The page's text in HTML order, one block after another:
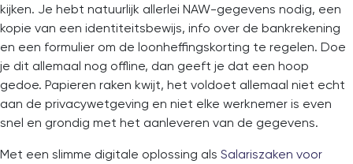
kijken. Je hebt natuurlijk allerlei NAW-gegevens nodig, een
kopie van een identiteitsbewijs, info over de bankrekening
en een formulier om de loonheffingskorting te regelen. Doe
je dit allemaal nog offline, dan geeft je dat een hoop
gedoe. Papieren raken kwijt, het voldoet allemaal niet echt
aan de privacywetgeving en niet elke werknemer is even
snel en grondig met het aanleveren van de gegevens.
Met een slimme digitale oplossing als Salariszaken voor